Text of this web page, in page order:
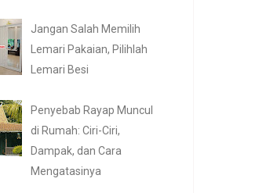
Jangan Salah Memilih
Lemari Pakaian, Pilihlah
Lemari Besi
Penyebab Rayap Muncul
di Rumah: Ciri-Ciri,
Dampak, dan Cara
Mengatasinya